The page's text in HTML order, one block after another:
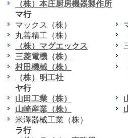
（株）本庄厨房機器製作所
マ行
マックス（株）
丸善精工（株）
（株）マグエックス
三菱電機（株）
村田機械（株）
（株）明工社
ヤ行
山田工業（株）
山崎産業（株）
米澤器械工業（株）
ラ行